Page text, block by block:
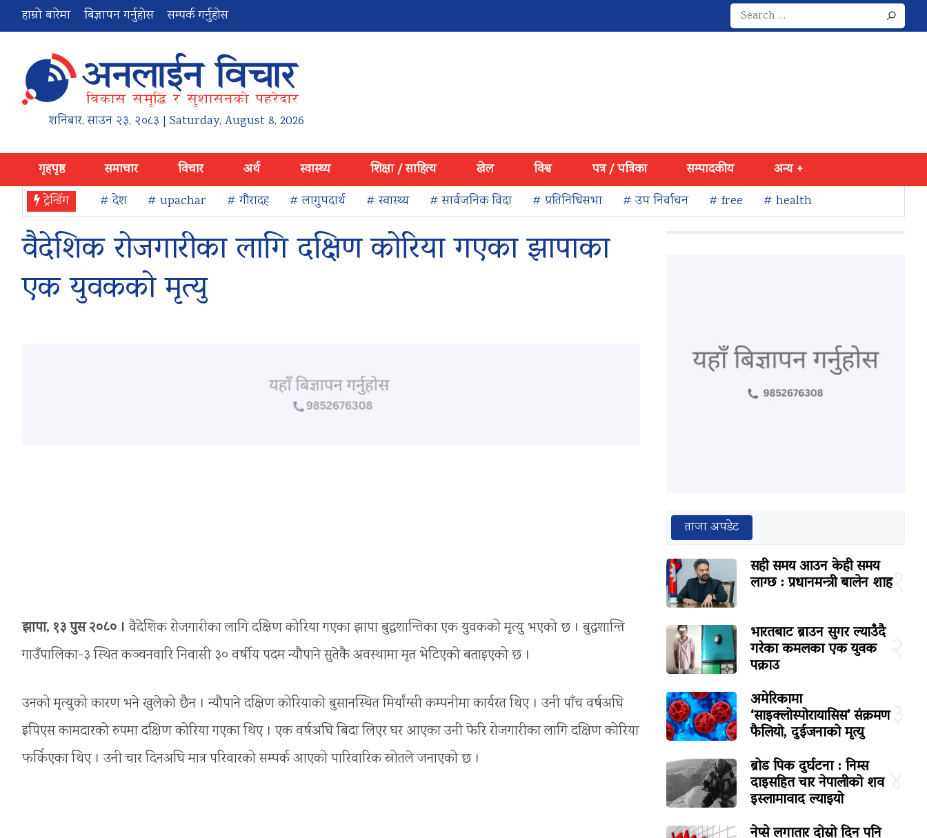
हाम्रो बारेमा बिज्ञापन गर्नुहोस सम्पर्क गर्नुहोस
Search
for:
शनिबार,साउन २३, २०८३ | Saturday, August 8, 2026
गृहपृष्ठ समाचार विचार अर्थ स्वास्थ्य शिक्षा / साहित्य खेल विश्व पत्र / पत्रिका सम्पादकीय
अन्य +
ट्रेन्डिंग
# देश # upachar # गौरादह # लागुपदार्थ # स्वास्थ्य # सार्वजनिक विदा # प्रतिनिधिसभा # उप निर्वाचन # free # health
वैदेशिक रोजगारीका लागि दक्षिण कोरिया गएका झापाका
एक युवकको मृत्यु
झापा, १३ पुस २०८० । वैदेशिक रोजगारीका लागि दक्षिण कोरिया गएका झापा बुद्धशान्तिका एक युवकको मृत्यु भएको छ । बुद्धशान्ति
गाउँपालिका-३ स्थित कञ्चनवारि निवासी ३० वर्षीय पदम न्यौपाने सुतेकै अवस्थामा मृत भेटिएको बताइएको छ ।
उनको मृत्युको कारण भने खुलेको छैन । न्यौपाने दक्षिण कोरियाको बुसानस्थित मिर्यांग्सी कम्पनीमा कार्यरत थिए । उनी पाँच वर्षअघि
इपिएस कामदारको रुपमा दक्षिण कोरिया गएका थिए । एक वर्षअघि बिदा लिएर घर आएका उनी फेरि रोजगारीका लागि दक्षिण कोरिया
फर्किएका थिए । उनी चार दिनअघि मात्र परिवारको सम्पर्क आएको पारिवारिक स्रोतले जनाएको छ ।
ताजा अपडेट
१
सही समय आउन केही समय
लाग्छ : प्रधानमन्त्री बालेन शाह
भारतबाट ब्राउन सुगर ल्याउँदै
गरेका कमलका एक युवक
पक्राउ
३
अमेरिकामा
‘साइक्लोस्पोरायासिस’ संक्रमण
फैलियो, दुईजनाको मृत्यु
ब्रोड पिक दुर्घटना : निम्स
दाइसहित चार नेपालीको शव
इस्लामावाद ल्याइयो